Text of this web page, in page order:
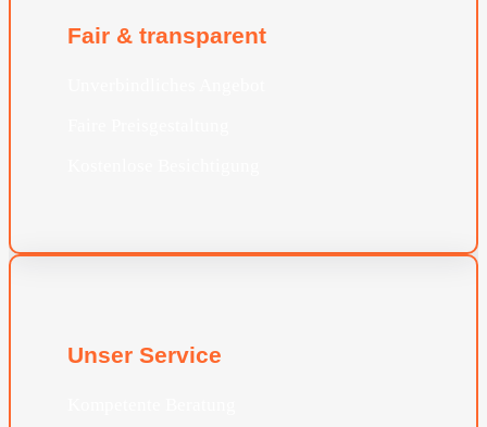
Fair & transparent
Unser Service